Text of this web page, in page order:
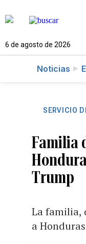
6 de agosto de 2026
Noticias
SERVICIO
Familia
Trump
La familia,
a